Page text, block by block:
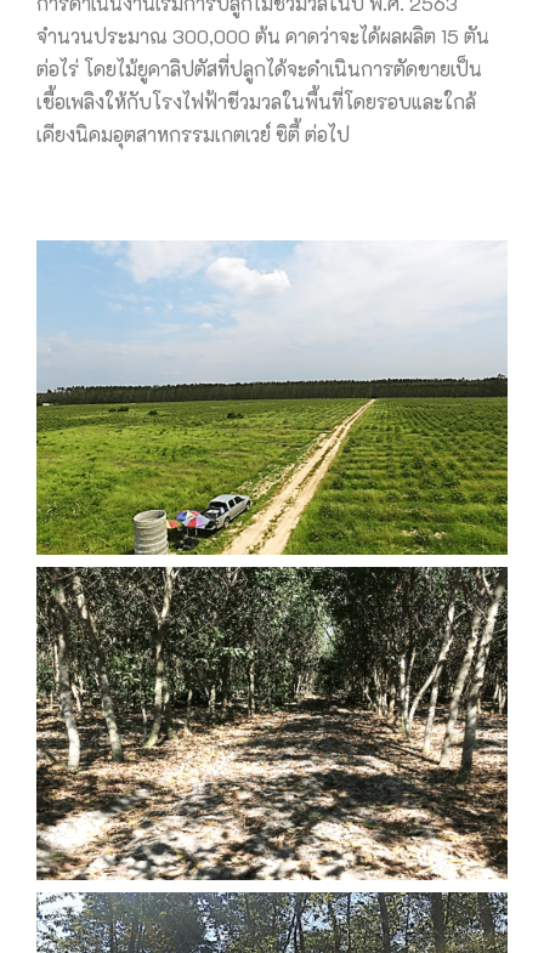
จำนวนประมาณ 300,000 ต้น คาดว่าจะได้ผลผลิต 15 ตัน
ต่อไร่ โดยไม้ยูคาลิปตัสที่ปลูกได้จะดำเนินการตัดขายเป็น
เชื้อเพลิงให้กับโรงไฟฟ้าชีวมวลในพื้นที่โดยรอบและใกล้
เคียงนิคมอุตสาหกรรมเกตเวย์ ซิตี้ ต่อไป